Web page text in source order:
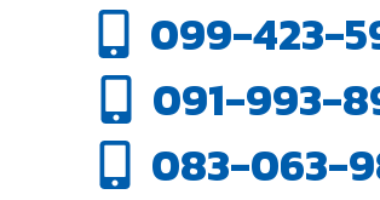
099-423-
091-993-
083-063-